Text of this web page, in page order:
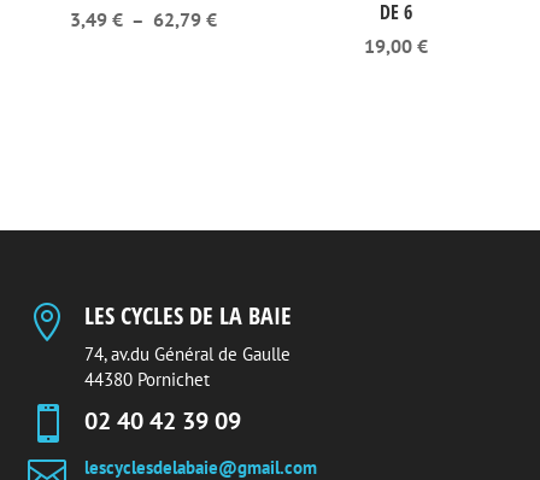
3,49€ – 62,79€Plage
DE 6
19,00€
 LES CYCLES DE LA BAIE
74, av.du Général de Gaulle
44380 Pornichet
 02 40 42 39 09
lescyclesdelabaie@gmail.com